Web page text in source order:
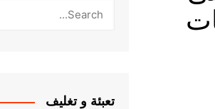
تعبئة و تغليف